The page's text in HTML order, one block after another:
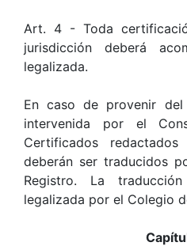
Art. 4 - Toda
jurisdicción deberá
legalizada.
En caso de provenir
intervenida por el
Certificados
deberán ser traducidos
Registro. La
legalizada por el Colegio